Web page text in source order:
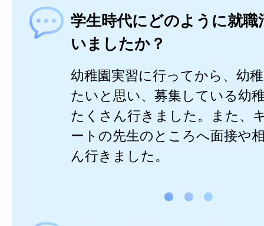
学生時代にどのように就職
いましたか？
幼稚園実習に行ってから、幼
たいと思い、募集している幼
たくさん行きました。また、
ートの先生のところへ面接や
ん行きました。